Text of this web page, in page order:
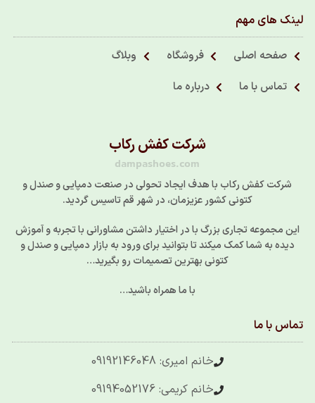
لینک های مهم
صفحه اصلی فروشگاه
وبلاگ
تماس با ما
درباره ما
شرکت کفش رکاب
dampashoes.com
شرکت کفش رکاب با هدف ایجاد تحولی در صنعت دمپایی و صندل و
کتونی کشور عزیزمان، در شهر قم تاسیس گردید.
این مجموعه تجاری بزرگ با در اختیار داشتن مشاورانی با تجربه و آموزش
دیده به شما کمک میکند تا بتوانید برای ورود به بازار دمپایی و صندل و
کتونی بهترین تصمیمات رو بگیرید…
با ما همراه باشید…
تماس با ما
خانم امیری: 09192146048
خانم کریمی: 09194052176